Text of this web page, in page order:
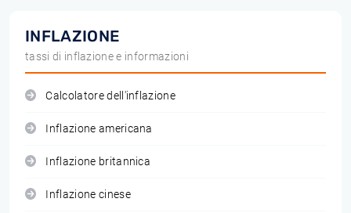
INFLAZIONE
tassi di inflazione e informazioni
Calcolatore dell'inflazione
Inflazione americana
Inflazione britannica
Inflazione cinese